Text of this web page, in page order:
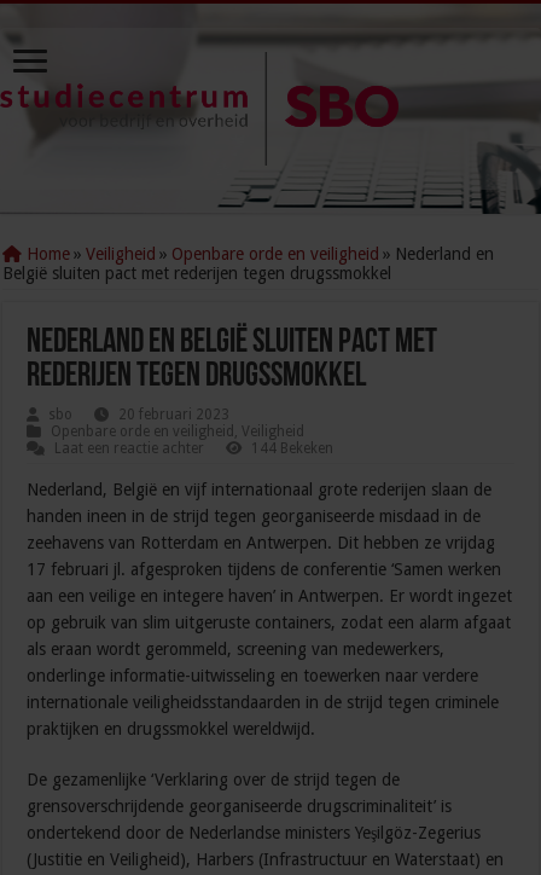
Home » Veiligheid » Openbare orde en veiligheid » Nederland en
België sluiten pact met rederijen tegen drugssmokkel
Nederland en België sluiten pact met
rederijen tegen drugssmokkel
sbo
20 februari 2023
Openbare orde en veiligheid ,Veiligheid
Laat een reactie achter
144 Bekeken
Nederland, België en vijf internationaal grote rederijen slaan de
handen ineen in de strijd tegen georganiseerde misdaad in de
zeehavens van Rotterdam en Antwerpen. Dit hebben ze vrijdag
17 februari jl. afgesproken tijdens de conferentie ‘Samen werken
aan een veilige en integere haven’ in Antwerpen. Er wordt ingezet
op gebruik van slim uitgeruste containers, zodat een alarm afgaat
als eraan wordt gerommeld, screening van medewerkers,
onderlinge informatie-uitwisseling en toewerken naar verdere
internationale veiligheidsstandaarden in de strijd tegen criminele
praktijken en drugssmokkel wereldwijd.
De gezamenlijke ‘Verklaring over de strijd tegen de
grensoverschrijdende georganiseerde drugscriminaliteit’ is
ondertekend door de Nederlandse ministers Yeşilgöz-Zegerius
(Justitie en Veiligheid), Harbers (Infrastructuur en Waterstaat) en